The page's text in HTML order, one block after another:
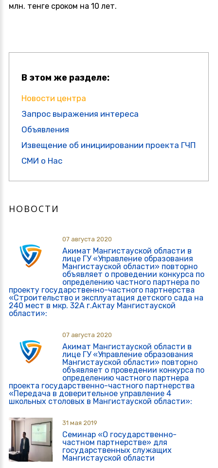
млн. тенге сроком на 10 лет.
В этом же разделе:
Новости центра
Запрос выражения интереса
Объявления
Извещение об инициировании проекта ГЧП
СМИ о Нас
НОВОСТИ
07 августа 2020
Акимат Мангистауской области в
лице ГУ «Управление образования
Мангистауской области» повторно
объявляет о проведении конкурса по
определению частного партнера по
проекту государственно-частного партнерства
«Строительство и эксплуатация детского сада на
240 мест в мкр. 32А г.Актау Мангистауской
области»:
07 августа 2020
Акимат Мангистауской области в
лице ГУ «Управление образования
Мангистауской области» повторно
объявляет о проведении конкурса по
определению частного партнера
проекта государственно-частного партнерства
«Передача в доверительное управление 4
школьных столовых в Мангистауской области»:
31 мая 2019
Семинар «О государственно-
частном партнерстве» для
государственных служащих
Мангистауской области